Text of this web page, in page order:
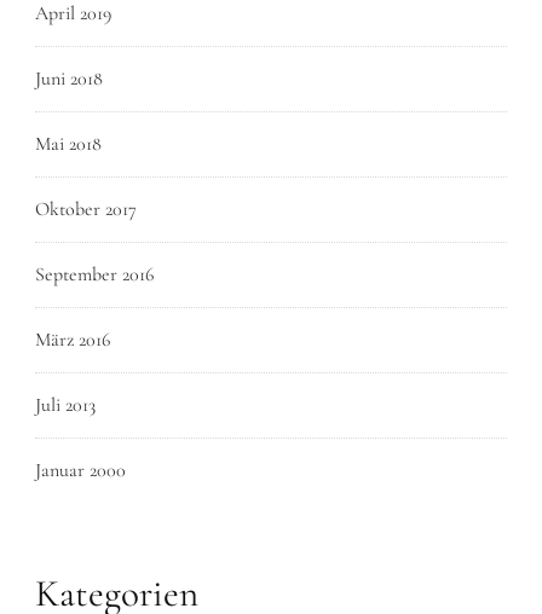
April 2019
Juni 2018
Mai 2018
Oktober 2017
September 2016
März 2016
Juli 2013
Januar 2000
Kategorien